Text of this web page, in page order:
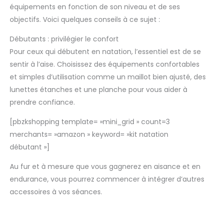
équipements en fonction de son niveau et de ses
objectifs. Voici quelques conseils à ce sujet :
Débutants : privilégier le confort
Pour ceux qui débutent en natation, l’essentiel est de se
sentir à l’aise. Choisissez des équipements confortables
et simples d’utilisation comme un maillot bien ajusté, des
lunettes étanches et une planche pour vous aider à
prendre confiance.
[pbzkshopping template= »mini_grid » count=3
merchants= »amazon » keyword= »kit natation
débutant »]
Au fur et à mesure que vous gagnerez en aisance et en
endurance, vous pourrez commencer à intégrer d’autres
accessoires à vos séances.